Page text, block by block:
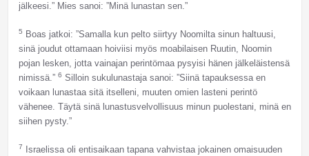
jälkeesi.” Mies sanoi: ”Minä lunastan sen.”
5
Boas jatkoi: ”Samalla kun pelto siirtyy Noomilta sinun haltuusi,
sinä joudut ottamaan hoiviisi myös moabilaisen Ruutin, Noomin
pojan lesken, jotta vainajan perintömaa pysyisi hänen jälkeläistensä
nimissä.” 6 Silloin sukulunastaja sanoi: ”Siinä tapauksessa en
voikaan lunastaa sitä itselleni, muuten omien lasteni perintö
vähenee. Täytä sinä lunastusvelvollisuus minun puolestani, minä en
siihen pysty.”
7
Israelissa oli entisaikaan tapana vahvistaa jokainen omaisuuden